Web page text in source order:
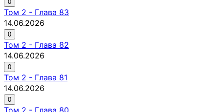
0
Том 2 - Глава 83
14.06.2026
0
Том 2 - Глава 82
14.06.2026
0
Том 2 - Глава 81
14.06.2026
0
Том 2 - Глава 80